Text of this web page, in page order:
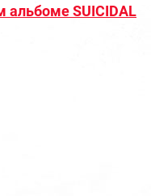
SUICIDAL